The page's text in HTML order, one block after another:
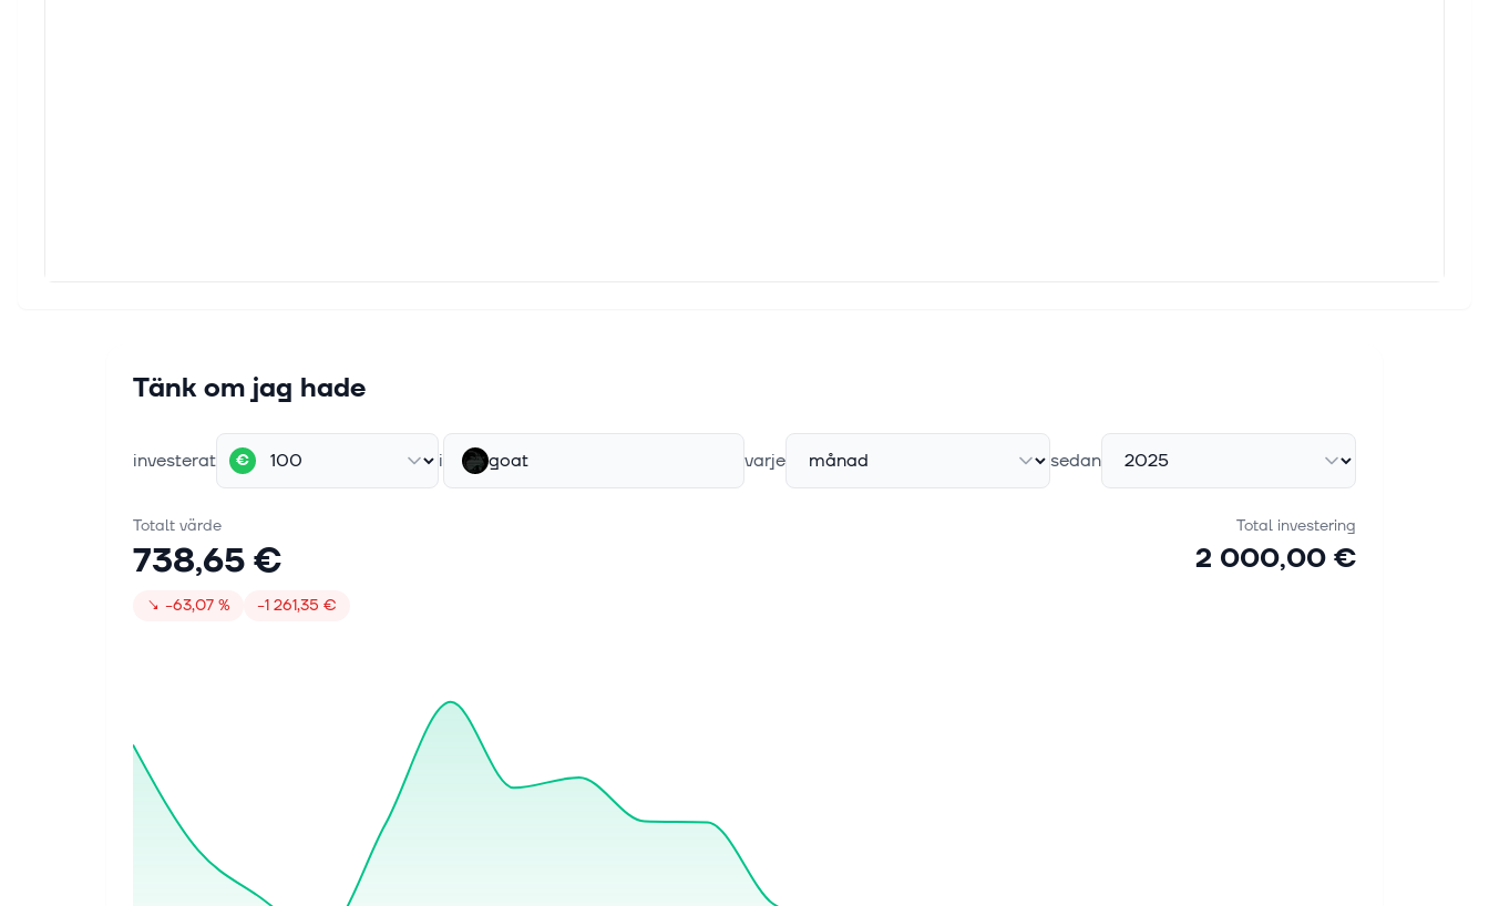
Tänk om jag hade
investerat € i goat varje sedan
Totalt värde
738,65 €
↘ −63,07 % −1 261,35 €
Total investering
2 000,00 €